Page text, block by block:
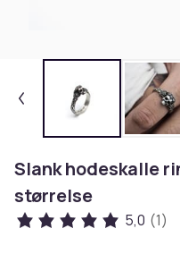
Slank hodeskalle
størrelse
5,0 (1)